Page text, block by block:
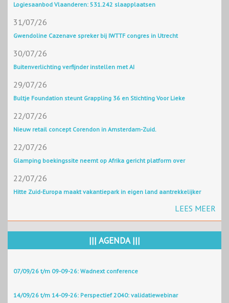
Logiesaanbod Vlaanderen: 531.242 slaapplaatsen
31/07/26
Gwendoline Cazenave spreker bij IWTTF congres in Utrecht
30/07/26
Buitenverlichting verfijnder instellen met AI
29/07/26
Bultje Foundation steunt Grappling 36 en Stichting Voor Lieke
22/07/26
Nieuw retail concept Corendon in Amsterdam-Zuid.
22/07/26
Glamping boekingssite neemt op Afrika gericht platform over
22/07/26
Hitte Zuid-Europa maakt vakantiepark in eigen land aantrekkelijker
LEES MEER
||| AGENDA |||
07/09/26 t/m 09-09-26: Wadnext conference
14/09/26 t/m 14-09-26: Perspectief 2040: validatiewebinar